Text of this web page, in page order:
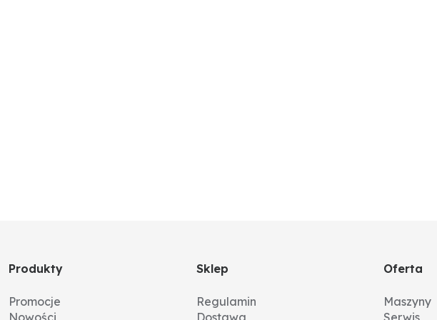
Produkty
Promocje
Nowości
Sklep
Regulamin
Dostawa
Oferta
Maszyny
Serwis